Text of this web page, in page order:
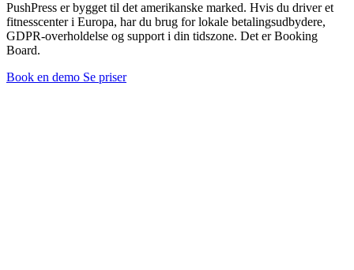
PushPress er bygget til det amerikanske marked. Hvis du driver et
fitnesscenter i Europa, har du brug for lokale betalingsudbydere,
GDPR-overholdelse og support i din tidszone. Det er Booking
Board.
Book en demo Se priser